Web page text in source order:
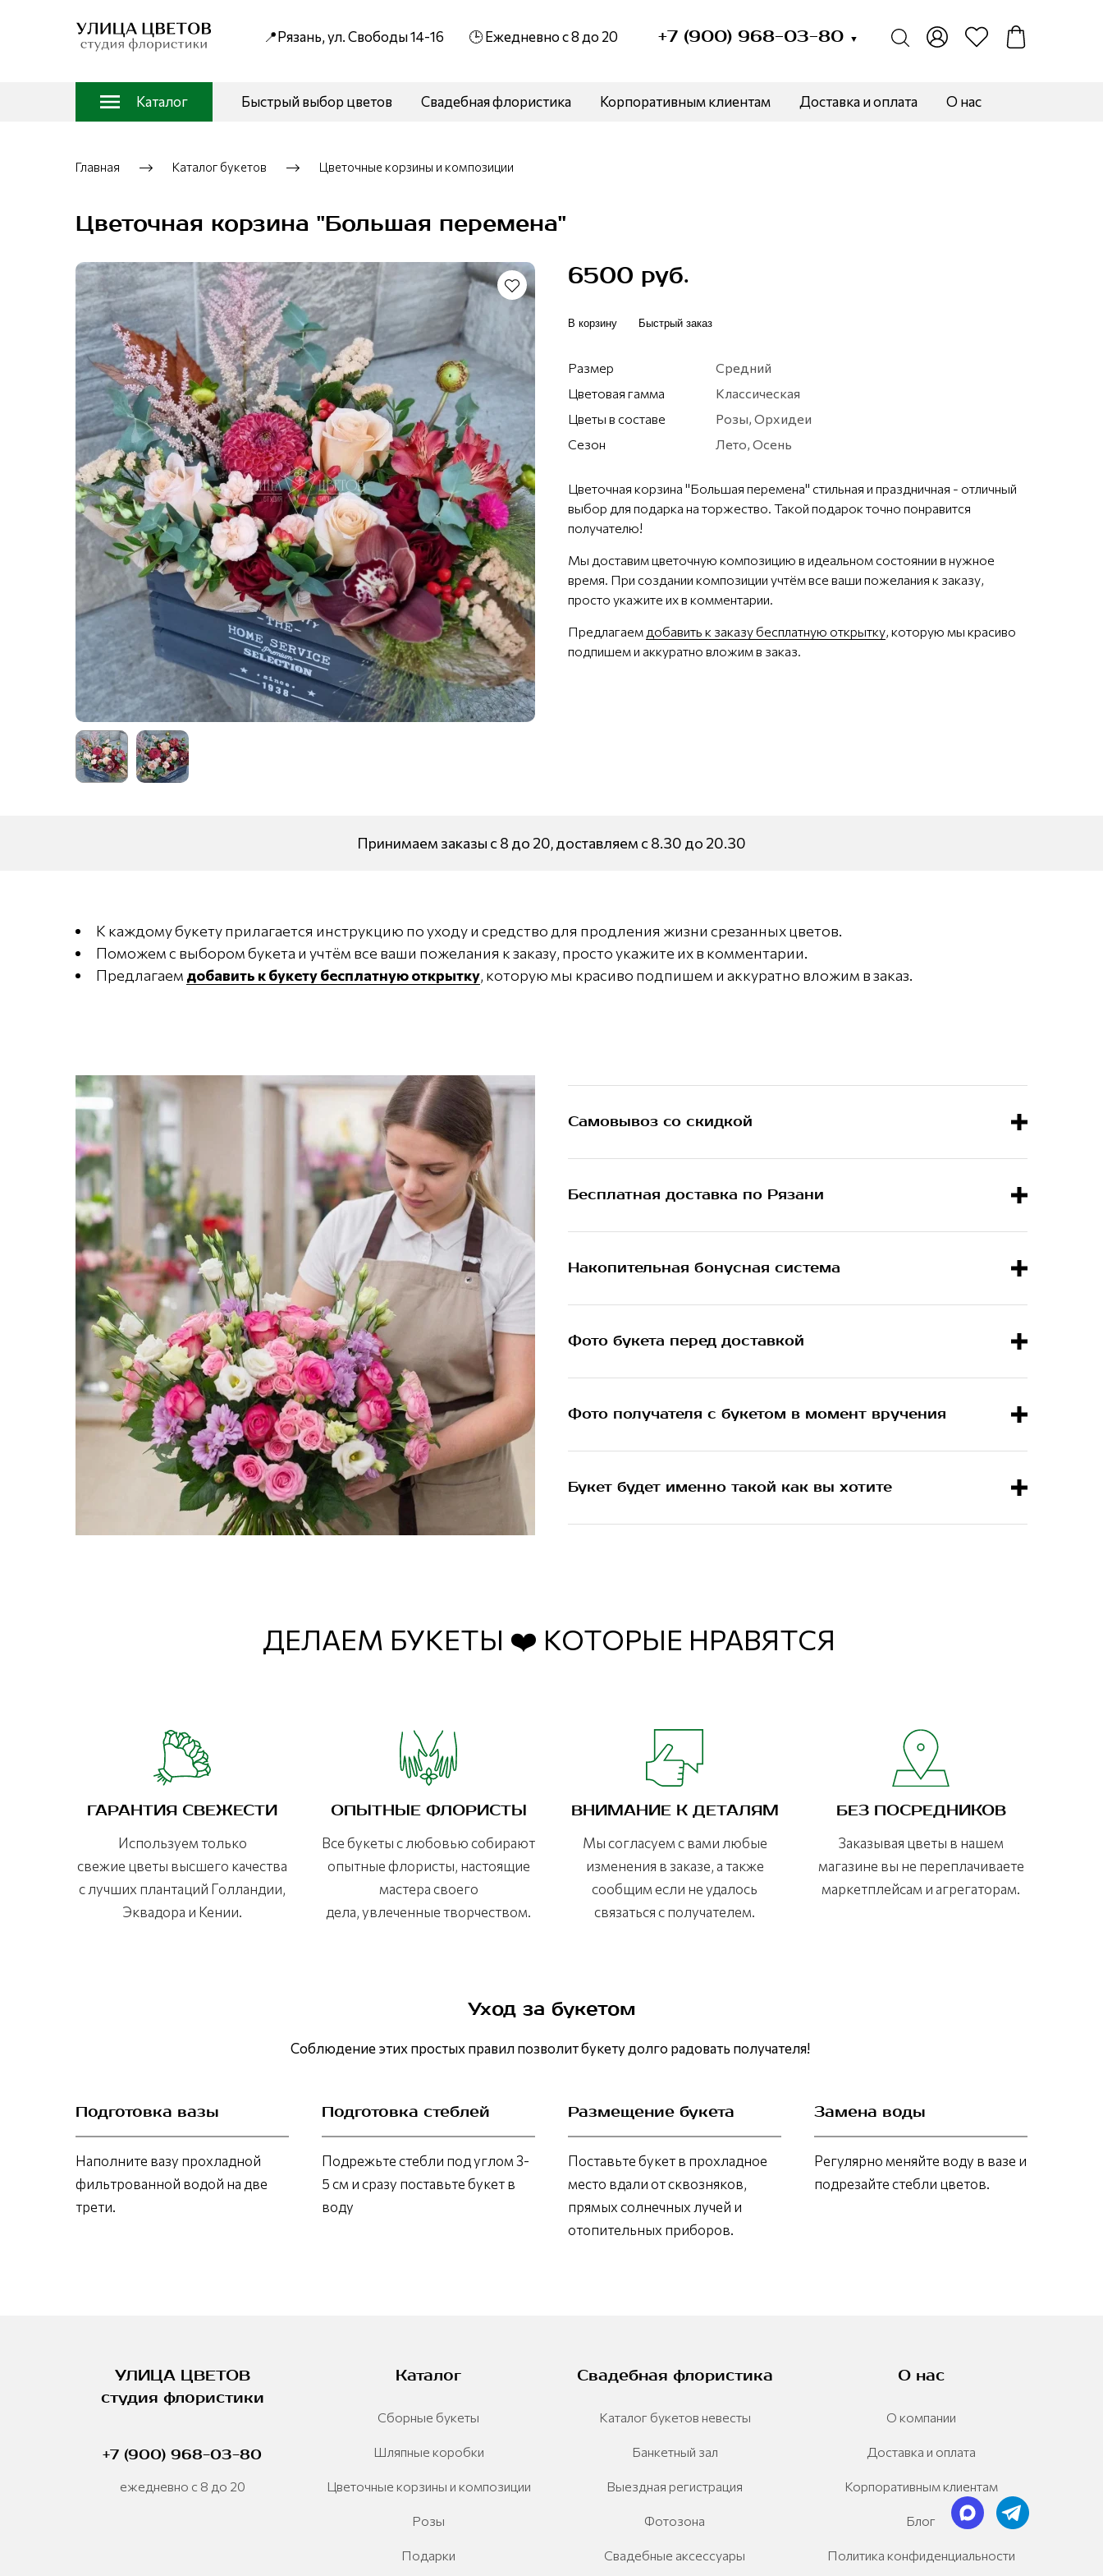
📍Рязань, ул. Свободы 14-16 🕒 Ежедневно с 8 до 20 +7 (900) 968-03-80 ▼
Каталог Быстрый выбор цветов Свадебная флористика Корпоративным клиентам Доставка и оплата О нас
Главная Каталог букетов Цветочные корзины и композиции
Цветочная корзина "Большая перемена"
6500 руб.
В корзину Быстрый заказ
Размер
Средний
Цветовая гамма
Классическая
Цветы в составе
Розы, Орхидеи
Сезон
Лето, Осень
Цветочная корзина "Большая перемена" стильная и праздничная - отличный
выбор для подарка на торжество. Такой подарок точно понравится
получателю!
Мы доставим цветочную композицию в идеальном состоянии в нужное
время. При создании композиции учтём все ваши пожелания к заказу,
просто укажите их в комментарии.
Предлагаем добавить к заказу бесплатную открытку, которую мы красиво
подпишем и аккуратно вложим в заказ.
Принимаем заказы с 8 до 20, доставляем с 8.30 до 20.30
К каждому букету прилагается инструкцию по уходу и средство для продления жизни срезанных цветов.
Поможем с выбором букета и учтём все ваши пожелания к заказу, просто укажите их в комментарии.
Предлагаем добавить к букету бесплатную открытку, которую мы красиво подпишем и аккуратно вложим в заказ.
Самовывоз со скидкой
Бесплатная доставка по Рязани
Накопительная бонусная система
Фото букета перед доставкой
Фото получателя с букетом в момент вручения
Букет будет именно такой как вы хотите
ДЕЛАЕМ БУКЕТЫ ❤️ КОТОРЫЕ НРАВЯТСЯ
ГАРАНТИЯ СВЕЖЕСТИ
Используем только
свежие цветы высшего качества
с лучших плантаций Голландии,
Эквадора и Кении.
ОПЫТНЫЕ ФЛОРИСТЫ
Все букеты с любовью собирают
опытные флористы, настоящие
мастера своего
дела, увлеченные творчеством.
ВНИМАНИЕ К ДЕТАЛЯМ
Мы согласуем с вами любые
изменения в заказе, а также
сообщим если не удалось
связаться с получателем.
БЕЗ ПОСРЕДНИКОВ
Заказывая цветы в нашем
магазине вы не переплачиваете
маркетплейсам и агрегаторам.
Уход за букетом
Соблюдение этих простых правил позволит букету долго радовать получателя!
Подготовка вазы
Наполните вазу прохладной
фильтрованной водой на две
трети.
Подготовка стеблей
Подрежьте стебли под углом 3-
5 см и сразу поставьте букет в
воду
Размещение букета
Поставьте букет в прохладное
место вдали от сквозняков,
прямых солнечных лучей и
отопительных приборов.
Замена воды
Регулярно меняйте воду в вазе и
подрезайте стебли цветов.
УЛИЦА ЦВЕТОВ
студия флористики
+7 (900) 968-03-80
ежедневно с 8 до 20
Каталог
Сборные букеты
Шляпные коробки
Цветочные корзины и композиции
Розы
Подарки
Свадебная флористика
Каталог букетов невесты
Банкетный зал
Выездная регистрация
Фотозона
Свадебные аксессуары
О нас
О компании
Доставка и оплата
Корпоративным клиентам
Блог
Политика конфиденциальности